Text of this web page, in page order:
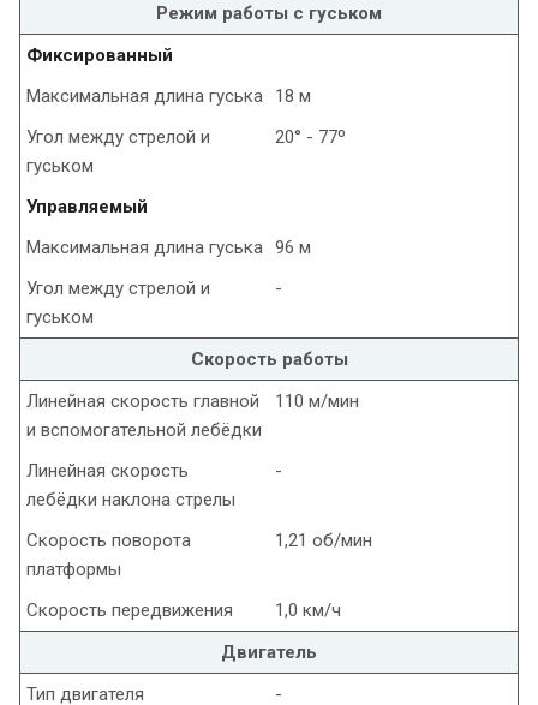
Режим работы с гуськом
Фиксированный
Максимальная длина гуська
18 м
Угол между стрелой и
гуськом
20° - 77º
Управляемый
Максимальная длина гуська 96 м
Угол между стрелой и
гуськом
-
Скорость работы
Линейная скорость главной
и вспомогательной лебёдки
110 м/мин
Линейная скорость
лебёдки наклона стрелы
-
Скорость поворота
платформы
1,21 об/мин
Скорость передвижения
1,0 км/ч
Двигатель
Тип двигателя
-